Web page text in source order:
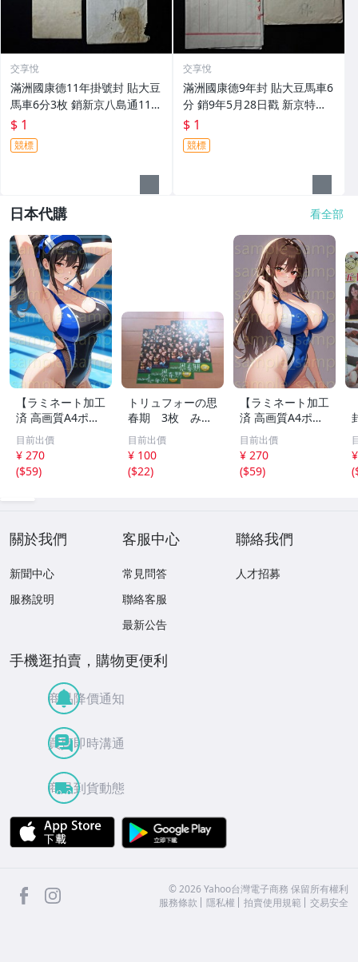
交享悅
滿洲國康德11年掛號封 貼大豆
馬車6分3枚 銷新京八島通11年
1月19日戳 寄千葉縣 附信函4
張 紀錄物價生活點滴 郵52 08
18
$ 1
競標
交享悅
滿洲國康德9年封 貼大豆馬車6
分 銷9年5月28日戳 新京特別
市寄千葉縣 附信函4張 郵51 0
818
$ 1
競標
日本代購 看全部
【ラミネート加工
済 高画質A4ポス
ター】1583 AI美
女 イラスト ポス
ター セクシー か
わいい 水着 下着
目前出價
¥ 270
($59)
トリュフォーの思
春期 3枚 みゆ
き座 ジュリー
デムソー ｋ
目前出價
¥ 100
($22)
【ラミネート加工
済 高画質A4ポス
ター】1582 AI美
女 イラスト ポス
ター セクシー か
わいい 水着 下着
目前出價
¥ 270
($59)
(
關於我們
新聞中心
服務說明
客服中心
常見問答
聯絡客服
最新公告
聯絡我們
人才招募
手機逛拍賣，購物更便利
商品降價通知
買賣即時溝通
商品到貨動態
APP Store
facebook ©2026 Yahoo台灣電子商務 保留所有權利
服務條款
隱私權 拍賣使用規範 交易安全